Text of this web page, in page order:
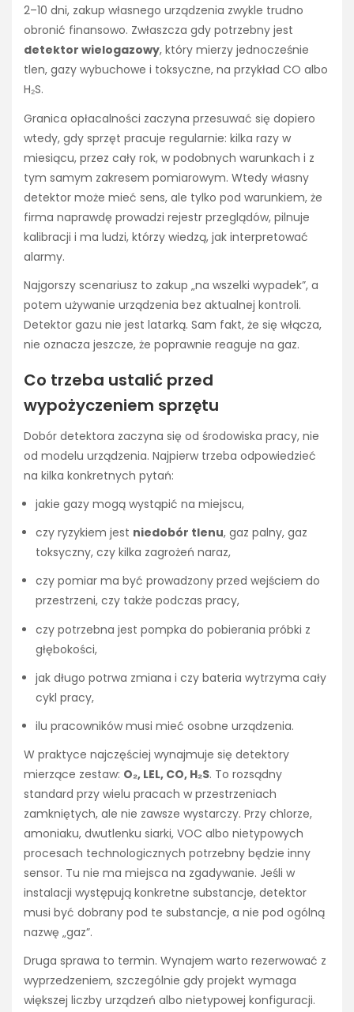
2–10 dni, zakup własnego urządzenia zwykle trudno
obronić finansowo. Zwłaszcza gdy potrzebny jest
detektor wielogazowy, który mierzy jednocześnie
tlen, gazy wybuchowe i toksyczne, na przykład CO albo
H₂S.
Granica opłacalności zaczyna przesuwać się dopiero
wtedy, gdy sprzęt pracuje regularnie: kilka razy w
miesiącu, przez cały rok, w podobnych warunkach i z
tym samym zakresem pomiarowym. Wtedy własny
detektor może mieć sens, ale tylko pod warunkiem, że
firma naprawdę prowadzi rejestr przeglądów, pilnuje
kalibracji i ma ludzi, którzy wiedzą, jak interpretować
alarmy.
Najgorszy scenariusz to zakup „na wszelki wypadek”, a
potem używanie urządzenia bez aktualnej kontroli.
Detektor gazu nie jest latarką. Sam fakt, że się włącza,
nie oznacza jeszcze, że poprawnie reaguje na gaz.
Co trzeba ustalić przed
wypożyczeniem sprzętu
Dobór detektora zaczyna się od środowiska pracy, nie
od modelu urządzenia. Najpierw trzeba odpowiedzieć
na kilka konkretnych pytań:
jakie gazy mogą wystąpić na miejscu,
czy ryzykiem jest niedobór tlenu, gaz palny, gaz
toksyczny, czy kilka zagrożeń naraz,
czy pomiar ma być prowadzony przed wejściem do
przestrzeni, czy także podczas pracy,
czy potrzebna jest pompka do pobierania próbki z
głębokości,
jak długo potrwa zmiana i czy bateria wytrzyma cały
cykl pracy,
ilu pracowników musi mieć osobne urządzenia.
W praktyce najczęściej wynajmuje się detektory
mierzące zestaw: O₂, LEL, CO, H₂S. To rozsądny
standard przy wielu pracach w przestrzeniach
zamkniętych, ale nie zawsze wystarczy. Przy chlorze,
amoniaku, dwutlenku siarki, VOC albo nietypowych
procesach technologicznych potrzebny będzie inny
sensor. Tu nie ma miejsca na zgadywanie. Jeśli w
instalacji występują konkretne substancje, detektor
musi być dobrany pod te substancje, a nie pod ogólną
nazwę „gaz”.
Druga sprawa to termin. Wynajem warto rezerwować z
wyprzedzeniem, szczególnie gdy projekt wymaga
większej liczby urządzeń albo nietypowej konfiguracji.